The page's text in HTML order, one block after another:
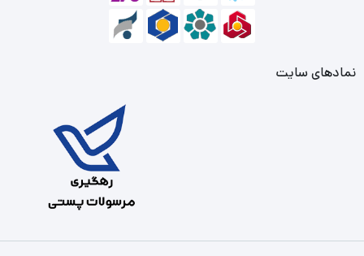
نمادهای سایت